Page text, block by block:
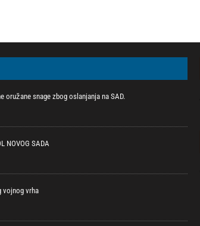
snage zbog oslanjanja na SAD.
NOVOG SADA
vojnog vrha